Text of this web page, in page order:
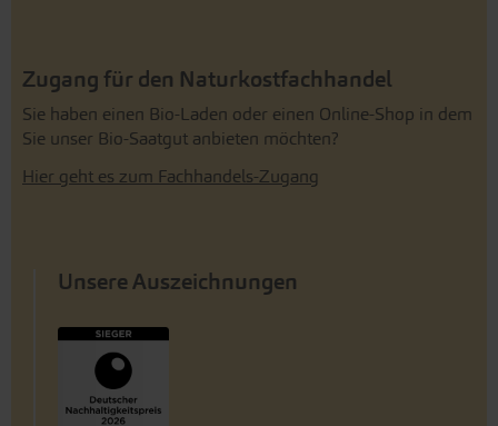
Zugang für den Naturkostfachhandel
Sie haben einen Bio-Laden oder einen Online-Shop in dem
Sie unser Bio-Saatgut anbieten möchten?
Hier geht es zum Fachhandels-Zugang
Unsere Auszeichnungen